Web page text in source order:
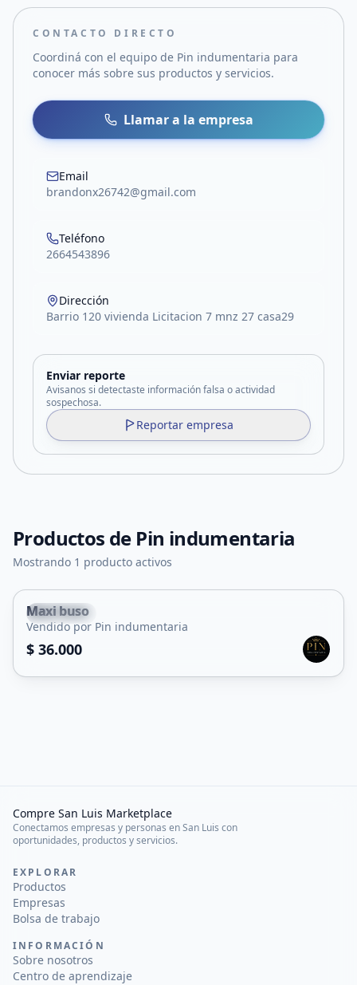
CONTACTO DIRECTO
Coordiná con el equipo de Pin indumentaria para
conocer más sobre sus productos y servicios.
Llamar a la empresa
Email
brandonx26742@gmail.com
Teléfono
2664543896
Dirección
Barrio 120 vivienda Licitacion 7 mnz 27 casa29
Enviar reporte
Avisanos si detectaste información falsa o actividad
sospechosa.
Reportar empresa
Productos de Pin indumentaria
Mostrando 1 producto activos
La Punta
Maxi buso
Vendido por Pin indumentaria
$ 36.000
Compre San Luis Marketplace
Conectamos empresas y personas en San Luis con
oportunidades, productos y servicios.
EXPLORAR
Productos
Empresas
Bolsa de trabajo
INFORMACIÓN
Sobre nosotros
Centro de aprendizaje